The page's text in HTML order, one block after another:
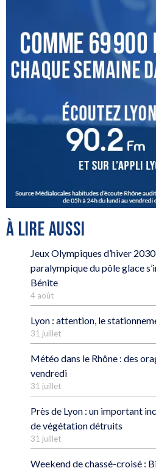
À LIRE AUSSI
Jeux Olympiques d’hiver
paralympique du pôle glace
Bénite
4 août
Lyon : attention, le
31 juillet
Météo dans le Rhône : des
vendredi
31 juillet
Près de Lyon : un important
de végétation détruits
31 juillet
Weekend de chassé-croisé :